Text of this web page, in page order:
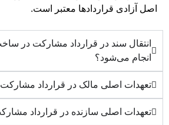
اصل آزادی قراردادها معتبر است.
انتقال سند در قرارداد مشارکت در
انجام می‌شود؟
تعهدات اصلی مالک در قرارداد
تعهدات اصلی سازنده در قرارداد